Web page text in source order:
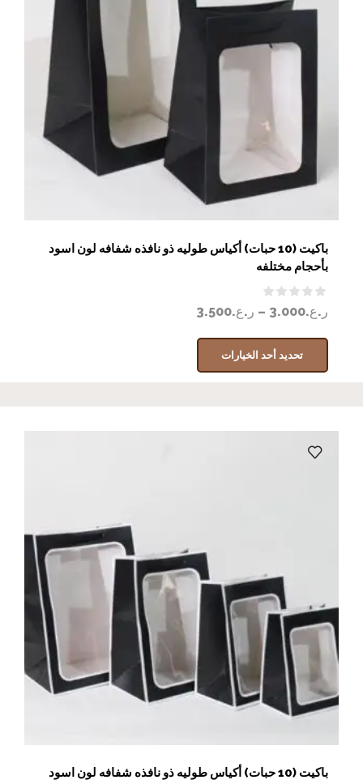
باكيت (10 حبات) أكياس طوليه ذو نافذه شفافه لون اسود
بأحجام مختلفه
ر.ع.3.000
– ر.ع.3.500
تحديد أحد الخيارات
باكيت (10 حبات) أكياس طوليه ذو نافذه شفافه لون اسود